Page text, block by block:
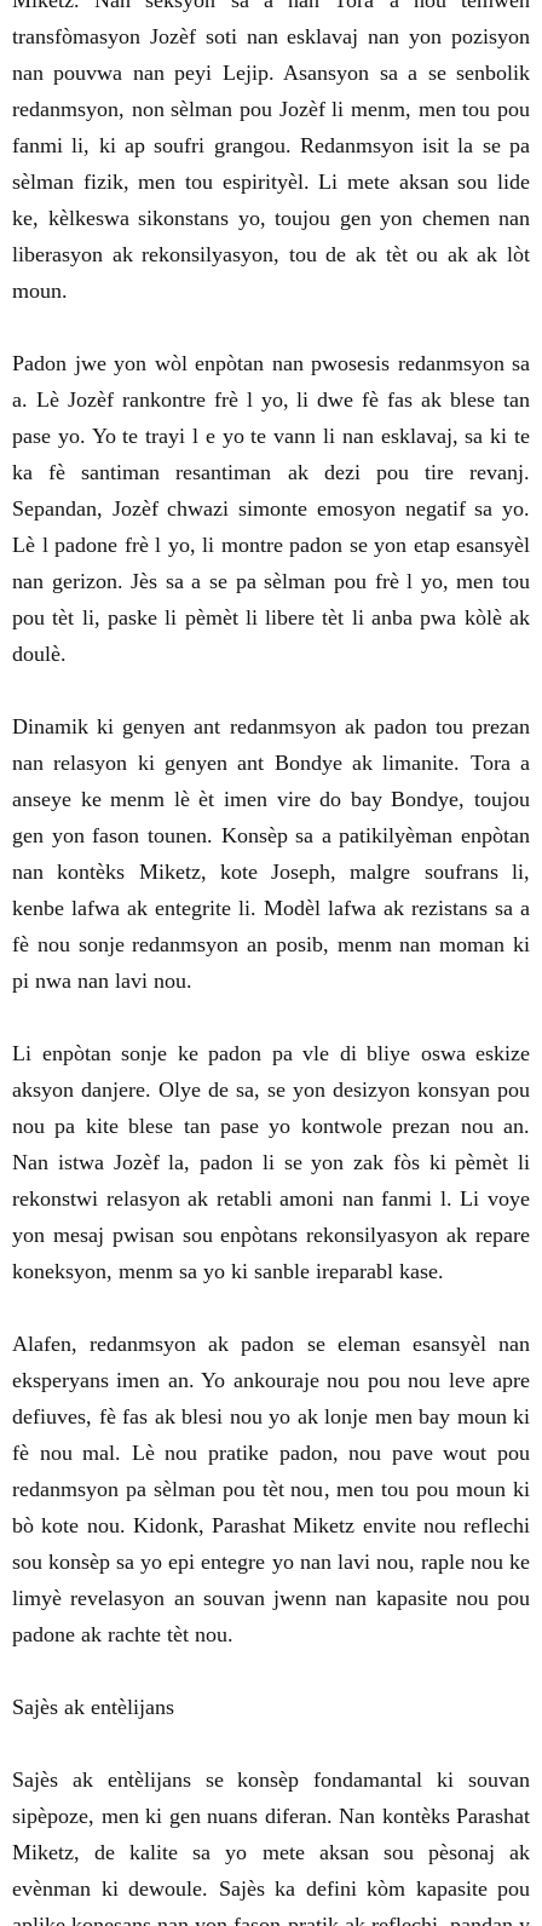
transfòmasyon Jozèf soti nan esklavaj nan yon pozisyon
nan pouvwa nan peyi Lejip. Asansyon sa a se senbolik
redanmsyon, non sèlman pou Jozèf li menm, men tou pou
fanmi li, ki ap soufri grangou. Redanmsyon isit la se pa
sèlman fizik, men tou espirityèl. Li mete aksan sou lide
ke, kèlkeswa sikonstans yo, toujou gen yon chemen nan
liberasyon ak rekonsilyasyon, tou de ak tèt ou ak ak lòt
moun.
Padon jwe yon wòl enpòtan nan pwosesis redanmsyon sa
a. Lè Jozèf rankontre frè l yo, li dwe fè fas ak blese tan
pase yo. Yo te trayi l e yo te vann li nan esklavaj, sa ki te
ka fè santiman resantiman ak dezi pou tire revanj.
Sepandan, Jozèf chwazi simonte emosyon negatif sa yo.
Lè l padone frè l yo, li montre padon se yon etap esansyèl
nan gerizon. Jès sa a se pa sèlman pou frè l yo, men tou
pou tèt li, paske li pèmèt li libere tèt li anba pwa kòlè ak
doulè.
Dinamik ki genyen ant redanmsyon ak padon tou prezan
nan relasyon ki genyen ant Bondye ak limanite. Tora a
anseye ke menm lè èt imen vire do bay Bondye, toujou
gen yon fason tounen. Konsèp sa a patikilyèman enpòtan
nan kontèks Miketz, kote Joseph, malgre soufrans li,
kenbe lafwa ak entegrite li. Modèl lafwa ak rezistans sa a
fè nou sonje redanmsyon an posib, menm nan moman ki
pi nwa nan lavi nou.
Li enpòtan sonje ke padon pa vle di bliye oswa eskize
aksyon danjere. Olye de sa, se yon desizyon konsyan pou
nou pa kite blese tan pase yo kontwole prezan nou an.
Nan istwa Jozèf la, padon li se yon zak fòs ki pèmèt li
rekonstwi relasyon ak retabli amoni nan fanmi l. Li voye
yon mesaj pwisan sou enpòtans rekonsilyasyon ak repare
koneksyon, menm sa yo ki sanble ireparabl kase.
Alafen, redanmsyon ak padon se eleman esansyèl nan
eksperyans imen an. Yo ankouraje nou pou nou leve apre
defiuves, fè fas ak blesi nou yo ak lonje men bay moun ki
fè nou mal. Lè nou pratike padon, nou pave wout pou
redanmsyon pa sèlman pou tèt nou, men tou pou moun ki
bò kote nou. Kidonk, Parashat Miketz envite nou reflechi
sou konsèp sa yo epi entegre yo nan lavi nou, raple nou ke
limyè revelasyon an souvan jwenn nan kapasite nou pou
padone ak rachte tèt nou.
Sajès ak entèlijans
Sajès ak entèlijans se konsèp fondamantal ki souvan
sipèpoze, men ki gen nuans diferan. Nan kontèks Parashat
Miketz, de kalite sa yo mete aksan sou pèsonaj ak
evènman ki dewoule. Sajès ka defini kòm kapasite pou